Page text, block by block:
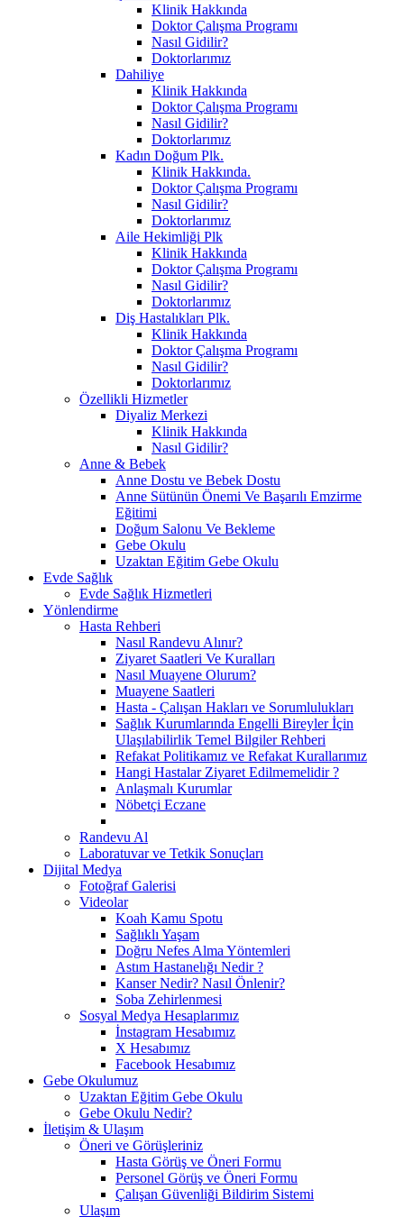
Klinik Hakkında
Doktor Çalışma Programı
Nasıl Gidilir?
Doktorlarımız
Dahiliye
Klinik Hakkında
Doktor Çalışma Programı
Nasıl Gidilir?
Doktorlarımız
Kadın Doğum Plk.
Klinik Hakkında.
Doktor Çalışma Programı
Nasıl Gidilir?
Doktorlarımız
Aile Hekimliği Plk
Klinik Hakkında
Doktor Çalışma Programı
Nasıl Gidilir?
Doktorlarımız
Diş Hastalıkları Plk.
Klinik Hakkında
Doktor Çalışma Programı
Nasıl Gidilir?
Doktorlarımız
Özellikli Hizmetler
Diyaliz Merkezi
Klinik Hakkında
Nasıl Gidilir?
Anne & Bebek
Anne Dostu ve Bebek Dostu
Anne Sütünün Önemi Ve Başarılı Emzirme
Eğitimi
Doğum Salonu Ve Bekleme
Gebe Okulu
Uzaktan Eğitim Gebe Okulu
Evde Sağlık
Evde Sağlık Hizmetleri
Yönlendirme
Hasta Rehberi
Nasıl Randevu Alınır?
Ziyaret Saatleri Ve Kuralları
Nasıl Muayene Olurum?
Muayene Saatleri
Hasta - Çalışan Hakları ve Sorumlulukları
Sağlık Kurumlarında Engelli Bireyler İçin
Ulaşılabilirlik Temel Bilgiler Rehberi
Refakat Politikamız ve Refakat Kurallarımız
Hangi Hastalar Ziyaret Edilmemelidir ?
Anlaşmalı Kurumlar
Nöbetçi Eczane
Randevu Al
Laboratuvar ve Tetkik Sonuçları
Dijital Medya
Fotoğraf Galerisi
Videolar
Koah Kamu Spotu
Sağlıklı Yaşam
Doğru Nefes Alma Yöntemleri
Astım Hastanelığı Nedir ?
Kanser Nedir? Nasıl Önlenir?
Soba Zehirlenmesi
Sosyal Medya Hesaplarımız
İnstagram Hesabımız
X Hesabımız
Facebook Hesabımız
Gebe Okulumuz
Uzaktan Eğitim Gebe Okulu
Gebe Okulu Nedir?
İletişim & Ulaşım
Öneri ve Görüşleriniz
Hasta Görüş ve Öneri Formu
Personel Görüş ve Öneri Formu
Çalışan Güvenliği Bildirim Sistemi
Ulaşım